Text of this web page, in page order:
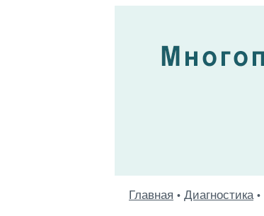
Главная • Диагностика •